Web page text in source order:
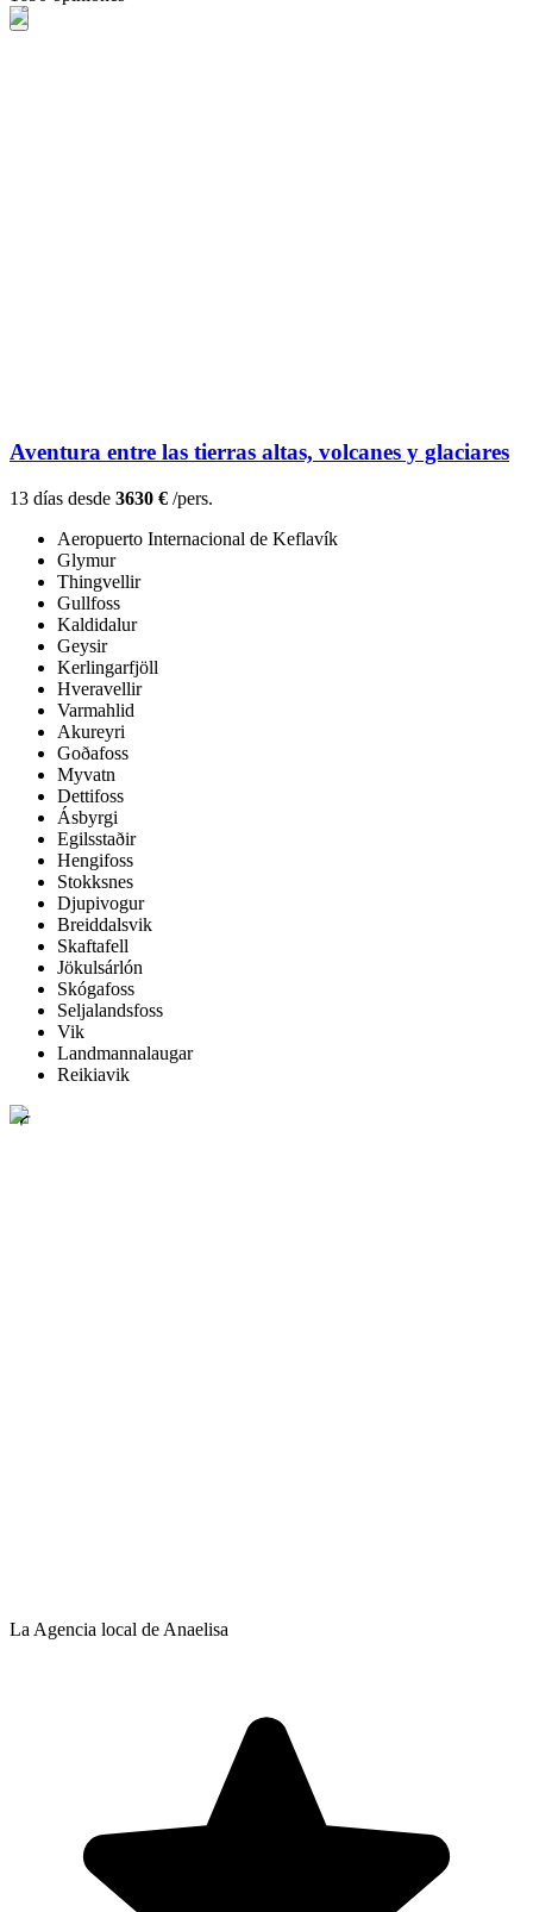
Aventura entre las tierras altas, volcanes y glaciares
13 días desde 3630 € /pers.
Aeropuerto Internacional de Keflavík
Glymur
Thingvellir
Gullfoss
Kaldidalur
Geysir
Kerlingarfjöll
Hveravellir
Varmahlid
Akureyri
Goðafoss
Myvatn
Dettifoss
Ásbyrgi
Egilsstaðir
Hengifoss
Stokksnes
Djupivogur
Breiddalsvik
Skaftafell
Jökulsárlón
Skógafoss
Seljalandsfoss
Vik
Landmannalaugar
Reikiavik
La Agencia local de Anaelisa